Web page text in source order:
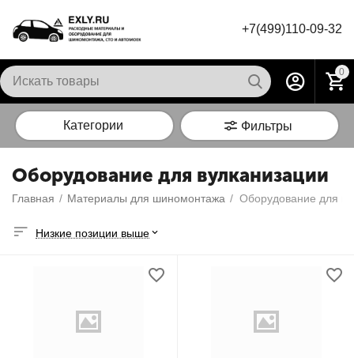
+7(499)110-09-32
0
Категории Фильтры
Оборудование для вулканизации
Главная / Материалы для шиномонтажа / Оборудование для
Низкие позиции выше